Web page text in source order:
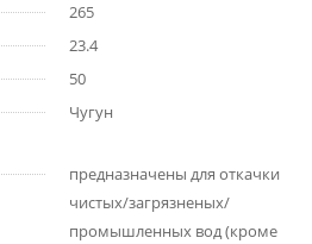
265
23.4
50
Чугун
предназначены для откачки
чистых/загрязненых/
промышленных вод (кроме